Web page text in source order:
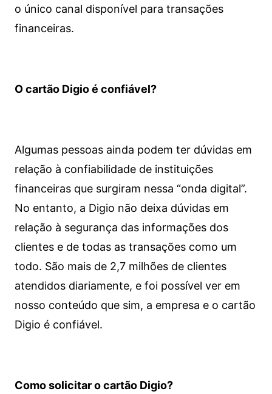
o único canal disponível para transações
financeiras.
O cartão Digio é confiável?
Algumas pessoas ainda podem ter dúvidas em
relação à confiabilidade de instituições
financeiras que surgiram nessa “onda digital”.
No entanto, a Digio não deixa dúvidas em
relação à segurança das informações dos
clientes e de todas as transações como um
todo. São mais de 2,7 milhões de clientes
atendidos diariamente, e foi possível ver em
nosso conteúdo que sim, a empresa e o cartão
Digio é confiável.
Como solicitar o cartão Digio?